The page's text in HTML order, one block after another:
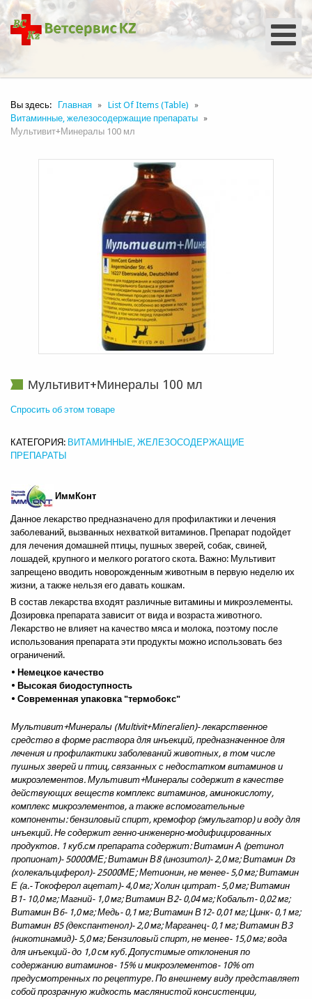
Вы здесь: Главная
List Of Items (Table)
Витаминные, железосодержащие препараты
Мультивит+Минералы 100 мл
Мультивит+Минералы 100 мл
Спросить об этом товаре
КАТЕГОРИЯ: ВИТАМИННЫЕ, ЖЕЛЕЗОСОДЕРЖАЩИЕ
ПРЕПАРАТЫ
ИммКонт
Данное лекарство предназначено для профилактики и лечения
заболеваний, вызванных нехваткой витаминов. Препарат подойдет
для лечения домашней птицы, пушных зверей, собак, свиней,
лошадей, крупного и мелкого рогатого скота. Важно: Мультивит
запрещено вводить новорожденным животным в первую неделю их
жизни, а также нельзя его давать кошкам.
В состав лекарства входят различные витамины и микроэлементы.
Дозировка препарата зависит от вида и возраста животного.
Лекарство не влияет на качество мяса и молока, поэтому после
использования препарата эти продукты можно использовать без
ограничений.
• Немецкое качество
• Высокая биодоступность
• Современная упаковка "термобокс"
Мультивит+Минералы (Multivit+Mineralien)- лекарственное
средство в форме раствора для инъекций, предназначенное для
лечения и профилактики заболеваний животных, в том числе
пушных зверей и птиц, связанных с недостатком витаминов и
микроэлементов. Мультивит+Минералы содержит в качестве
действующих веществ комплекс витаминов, аминокислоту,
комплекс микроэлементов, а также вспомогательные
компоненты: бензиловый спирт, кремофор (эмульгатор) и воду для
инъекций. Не содержит генно-инженерно-модифицированных
продуктов. 1 куб.см препарата содержит: Витамин А (ретинол
пропионат)- 50000МЕ; Витамин В8 (инозитол)- 2,0 мг; Витамин Dз
(холекальциферол)- 25000МЕ; Метионин, не менее- 5,0 мг; Витамин
Е (а.- Токоферол ацетат)- 4,0 мг; Холин цитрат- 5,0 мг; Витамин
В1- 10,0 мг; Магний- 1,0 мг; Витамин В2- 0,04 мг; Кобальт- 0,02 мг;
Витамин В6- 1,0 мг; Медь- 0,1 мг; Витамин В12- 0,01 мг; Цинк- 0,1 мг;
Витамин B5 (декспантенол)- 2,0 мг; Марганец- 0,1 мг; Витамин В3
(никотинамид)- 5,0 мг; Бензиловый спирт, не менее- 15,0 мг; вода
для инъекций- до 1,0 см куб. Допустимые отклонения по
содержанию витаминов- 15% и микроэлементов- 10% от
предусмотренных по рецептуре. По внешнему виду представляет
собой прозрачную жидкость маслянистой консистенции,